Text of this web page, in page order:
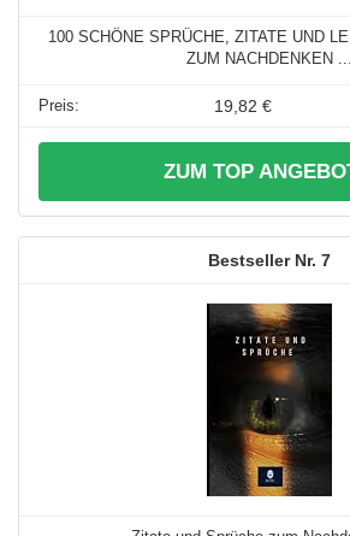
100 SCHÖNE SPRÜCHE, ZITATE UND
ZUM NACHDENKEN ...
19,82 €
ZUM TOP
7